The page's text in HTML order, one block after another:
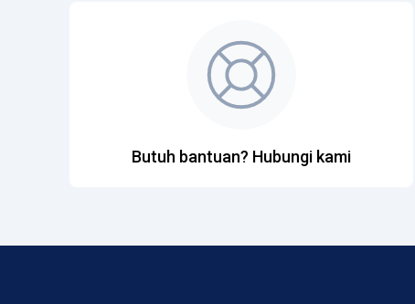
Butuh bantuan? Hubungi kami